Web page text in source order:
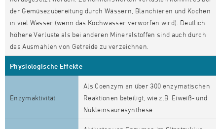
der Gemüsezubereitung durch Wässern, Blanchieren und Kochen
in viel Wasser (wenn das Kochwasser verworfen wird). Deutlich
höhere Verluste als bei anderen Mineralstoffen sind auch durch
das Ausmahlen von Getreide zu verzeichnen.
Physiologische Effekte
Enzymaktivität
Als Coenzym an über 300 enzymatischen
Reaktionen beteiligt, wie z.B. Eiweiß- und
Nukleinsäuresynthese